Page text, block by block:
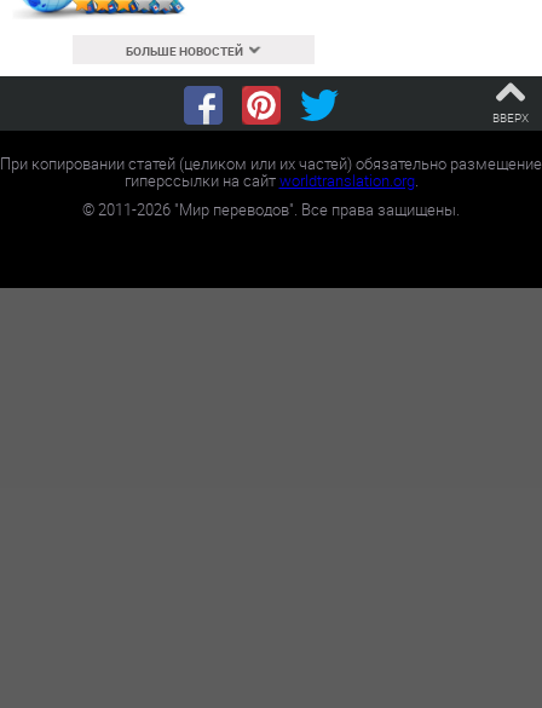
БОЛЬШЕ НОВОСТЕЙ
ВВЕРХ
При копировании статей (целиком или их частей) обязательно размещение
гиперссылки на сайтworldtranslation.org.
©2011-2026 "Мир переводов". Все права защищены.